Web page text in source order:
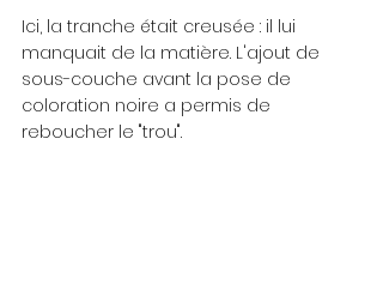
Ici, la tranche était creusée : il lui
manquait de la matière. L'ajout de
sous-couche avant la pose de
coloration noire a permis de
reboucher le "trou".